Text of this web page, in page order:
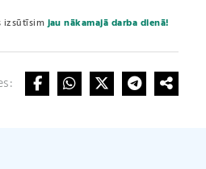
izsūtīsimjau nākamajā darba dienā!
e
r
n